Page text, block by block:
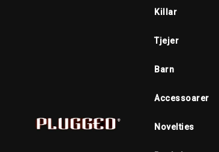
Killar
Tjejer
Barn
Accessoarer
Novelties